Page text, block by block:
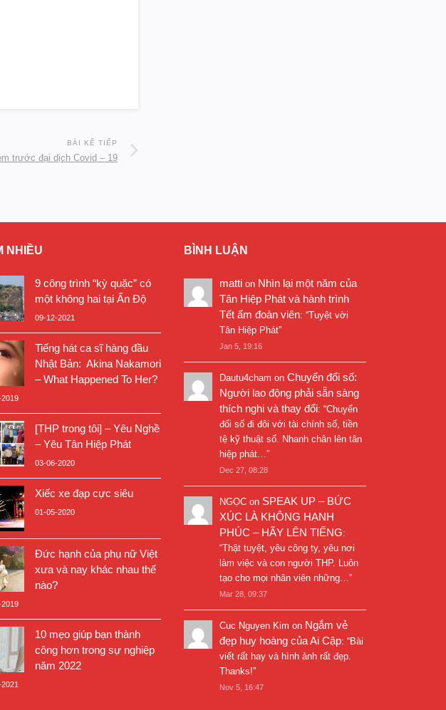
BÀI KẾ TIẾP
trước đại dịch Covid – 19
NHIỀU
9 công trình “kỳ quặc” có
một không hai tại Ấn Độ
09-12-2021
Tiếng hát ca sĩ hàng đầu
Nhật Bản: Akina Nakamori
– What Happened To Her?
2019
[THP trong tôi] – Yêu Nghề
– Yêu Tân Hiệp Phát
03-06-2020
Xiếc xe đạp cực siêu
01-05-2020
Đức hạnh của phụ nữ Việt
xưa và nay khác nhau thế
nào?
2019
10 mẹo giúp bạn thành
công hơn trong sự nghiệp
năm 2022
BÌNH LUẬN
matti on Nhìn lại một năm của
Tân Hiệp Phát và hành trình
Tết ấm đoàn viên: “Tuyệt vời
Tân Hiệp Phát”
Jan 5, 19:16
Dautu4cham on Chuyển đổi số:
Người lao động phải sẵn sàng
thích nghi và thay đổi: “Chuyển
đổi số đi đôi với tài chính số, tiền
tệ kỹ thuật số. Nhanh chân lên tân
hiệp phát…”
Dec 27, 08:28
NGỌC on SPEAK UP – BỨC
XÚC LÀ KHÔNG HẠNH
PHÚC – HÃY LÊN TIẾNG:
“Thật tuyệt, yêu công ty, yêu nơi
làm việc và con người THP. Luôn
tạo cho mọi nhân viên những…”
Mar 28, 09:37
Cuc Nguyen Kim on Ngắm vẻ
đẹp huy hoàng của Ai Cập: “Bài
viết rất hay và hình ảnh rất đẹp.
Thanks!”
Nov 5, 16:47